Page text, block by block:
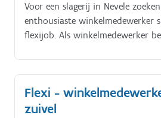
Voor een slagerij in Nevele
enthousiaste winkelmedewerker
flexijob. Als winkelmedewerker
service krijgen.
Flexi -
zuivel